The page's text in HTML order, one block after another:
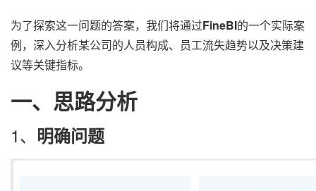
为了探索这一问题的答案，我们将通过FineBI的一个实际案
例，深入分析某公司的人员构成、员工流失趋势以及决策建
议等关键指标。
一、 思路分析
1、 明确问题